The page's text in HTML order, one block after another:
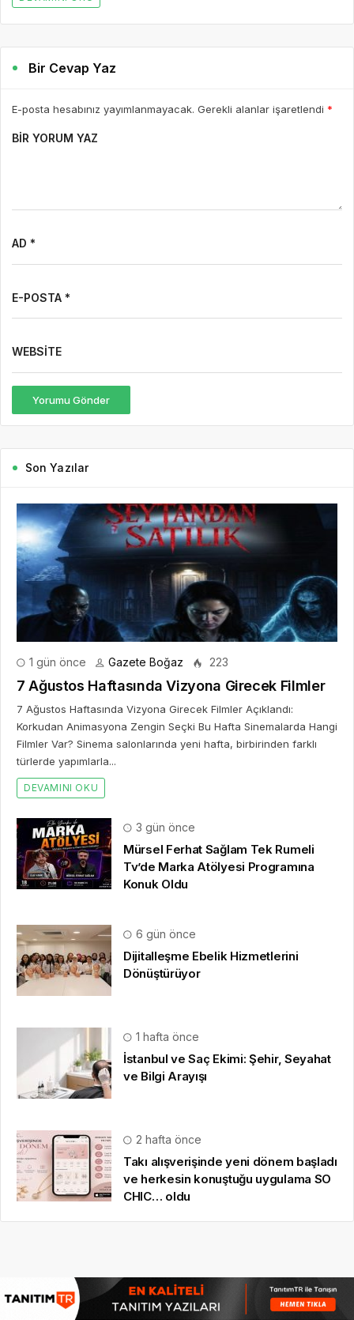
Bir Cevap Yaz
E-posta hesabınız yayımlanmayacak. Gerekli alanlar işaretlendi *
BIR YORUM YAZ
AD *
E-POSTA *
WEBSITE
Yorumu Gönder
Son Yazılar
1 gün önce Gazete Boğaz 223
7 Ağustos Haftasında Vizyona Girecek Filmler
7 Ağustos Haftasında Vizyona Girecek Filmler Açıklandı:
Korkudan Animasyona Zengin Seçki Bu Hafta Sinemalarda Hangi
Filmler Var? Sinema salonlarında yeni hafta, birbirinden farklı
türlerde yapımlarla...
DEVAMINI OKU
3 gün önce
Mürsel Ferhat Sağlam Tek Rumeli
Tv’de Marka Atölyesi Programına
Konuk Oldu
6 gün önce
Dijitalleşme Ebelik Hizmetlerini
Dönüştürüyor
1 hafta önce
İstanbul ve Saç Ekimi: Şehir, Seyahat
ve Bilgi Arayışı
2 hafta önce
Takı alışverişinde yeni dönem başladı
ve herkesin konuştuğu uygulama SO
CHIC… oldu